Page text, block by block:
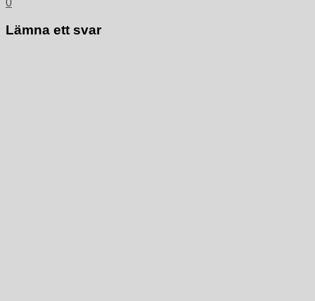
i
ett
i
ett
i
ett
0
Lämna ett svar